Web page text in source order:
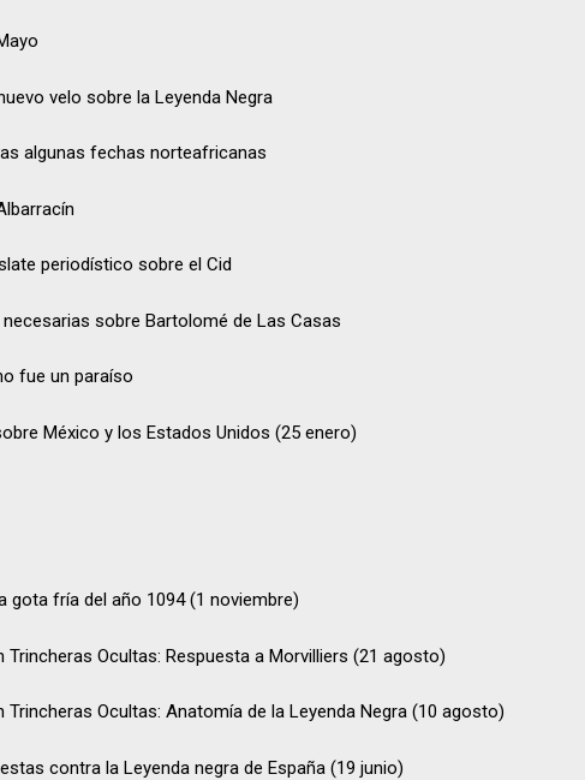
velo sobre la Leyenda Negra
algunas fechas norteafricanas
periodístico sobre el Cid
sobre Bartolomé de Las Casas
fue un paraíso
México y los Estados Unidos (25 enero)
gota fría del año 1094 (1 noviembre)
Trincheras Ocultas: Respuesta a Morvilliers (21 agosto)
Trincheras Ocultas: Anatomía de la Leyenda Negra (10 agosto)
contra la Leyenda negra de España (19 junio)